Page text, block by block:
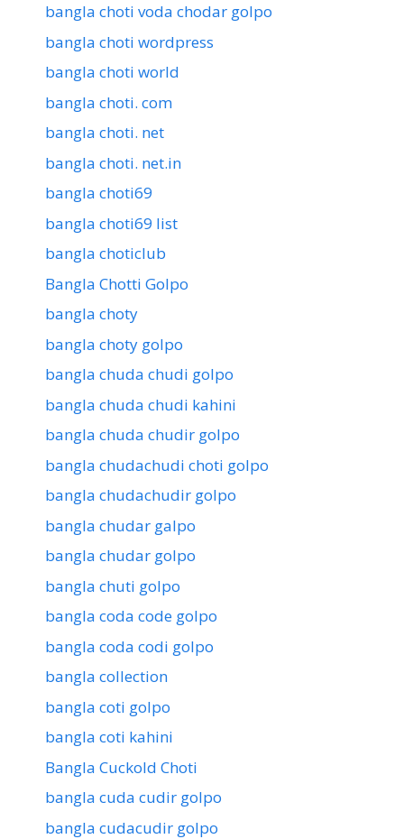
bangla choti voda chodar golpo
bangla choti wordpress
bangla choti world
bangla choti. com
bangla choti. net
bangla choti. net.in
bangla choti69
bangla choti69 list
bangla choticlub
Bangla Chotti Golpo
bangla choty
bangla choty golpo
bangla chuda chudi golpo
bangla chuda chudi kahini
bangla chuda chudir golpo
bangla chudachudi choti golpo
bangla chudachudir golpo
bangla chudar galpo
bangla chudar golpo
bangla chuti golpo
bangla coda code golpo
bangla coda codi golpo
bangla collection
bangla coti golpo
bangla coti kahini
Bangla Cuckold Choti
bangla cuda cudir golpo
bangla cudacudir golpo